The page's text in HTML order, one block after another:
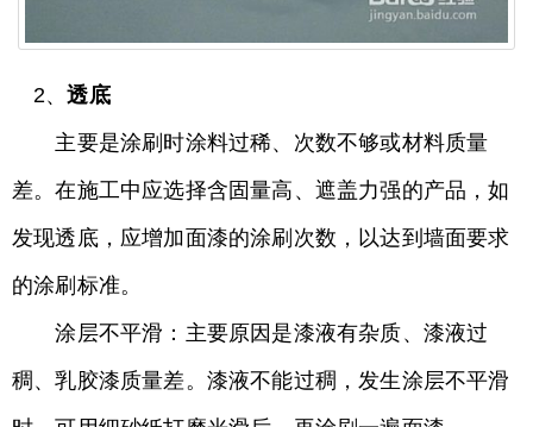
2、透底
主要是涂刷时涂料过稀、次数不够或材料质量
差。在施工中应选择含固量高、遮盖力强的产品，如
发现透底，应增加面漆的涂刷次数，以达到墙面要求
的涂刷标准。
涂层不平滑：主要原因是漆液有杂质、漆液过
稠、乳胶漆质量差。漆液不能过稠，发生涂层不平滑